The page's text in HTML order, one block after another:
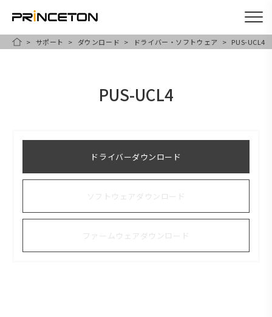
HOME
サポート ダウンロード ドライバー・ソフトウェア PUS-UCL4
PUS-UCL4
ドライバーダウンロード
ソフトウェアダウンロード
ファームウェアダウンロード